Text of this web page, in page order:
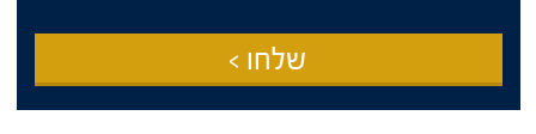
שלחו >